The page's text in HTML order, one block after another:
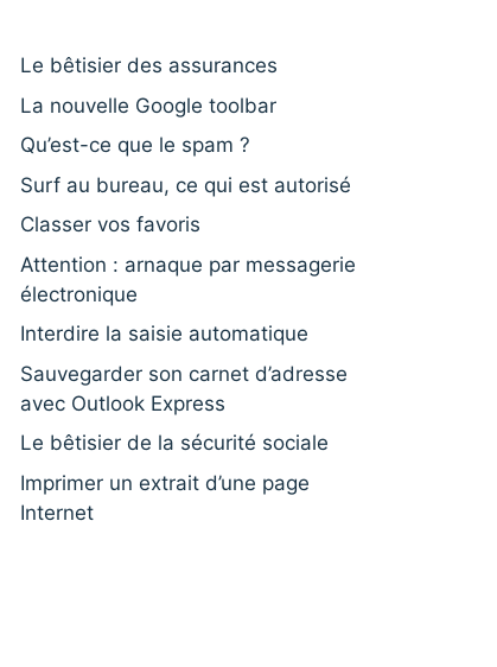
Le bêtisier des assurances
La nouvelle Google toolbar
Qu’est-ce que le spam ?
Surf au bureau, ce qui est autorisé
Classer vos favoris
Attention : arnaque par messagerie
électronique
Interdire la saisie automatique
Sauvegarder son carnet d’adresse
avec Outlook Express
Le bêtisier de la sécurité sociale
Imprimer un extrait d’une page
Internet